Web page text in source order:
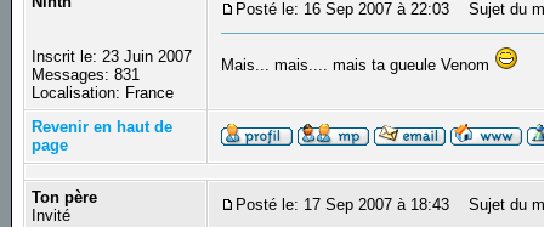
Inscrit le: 23 Juin 2007
Messages: 831
Localisation: France
Posté le: 16 Sep 2007 à 22:03 Sujet du
Mais... mais.... mais ta gueule Venom
Revenir en haut de
page
Ton père
Invité
Posté le: 17 Sep 2007 à 18:43 Sujet du